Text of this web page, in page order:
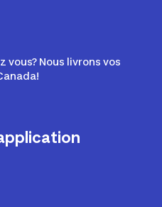
vous? Nous livrons vos